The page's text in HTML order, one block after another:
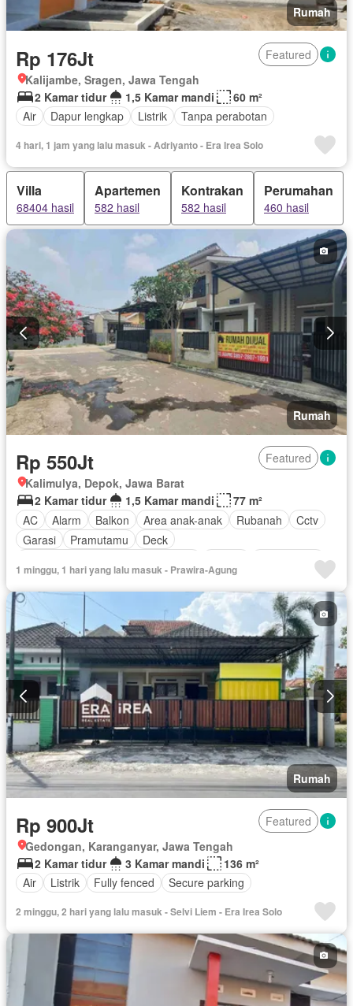
Rumah
Rp 176Jt
Featured
Kalijambe, Sragen, Jawa Tengah
2 Kamar tidur
1,5 Kamar mandi
60 m²
Air
Dapur lengkap Listrik Tanpa perabotan
4 hari, 1 jam yang lalu masuk - Adriyanto - Era Irea Solo
Villa
68404 hasil
Apartemen
582 hasil
Kontrakan
582 hasil
Perumahan
460 hasil
Rumah
Rp 550Jt
Featured
Kalimulya, Depok, Jawa Barat
2 Kamar tidur
1,5 Kamar mandi
77 m²
AC
Alarm Balkon Area anak-anak Rubanah
Cctv
Garasi
Pramutamu
Deck
Fully fenced
Perapian
Dapur lengkap Tanpa perabotan
1 minggu, 1 hari yang lalu masuk - Prawira-Agung
Rumah
Rp 900Jt
Featured
Gedongan, Karanganyar, Jawa Tengah
2 Kamar tidur
3 Kamar mandi
136 m²
Air
Listrik Fully fenced Secure parking
2 minggu, 2 hari yang lalu masuk - Selvi Liem - Era Irea Solo